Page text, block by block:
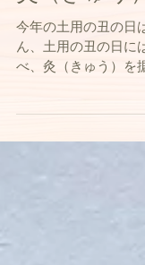
灸（きゅう
今年の土用の丑の日
ん、土用の丑の日に